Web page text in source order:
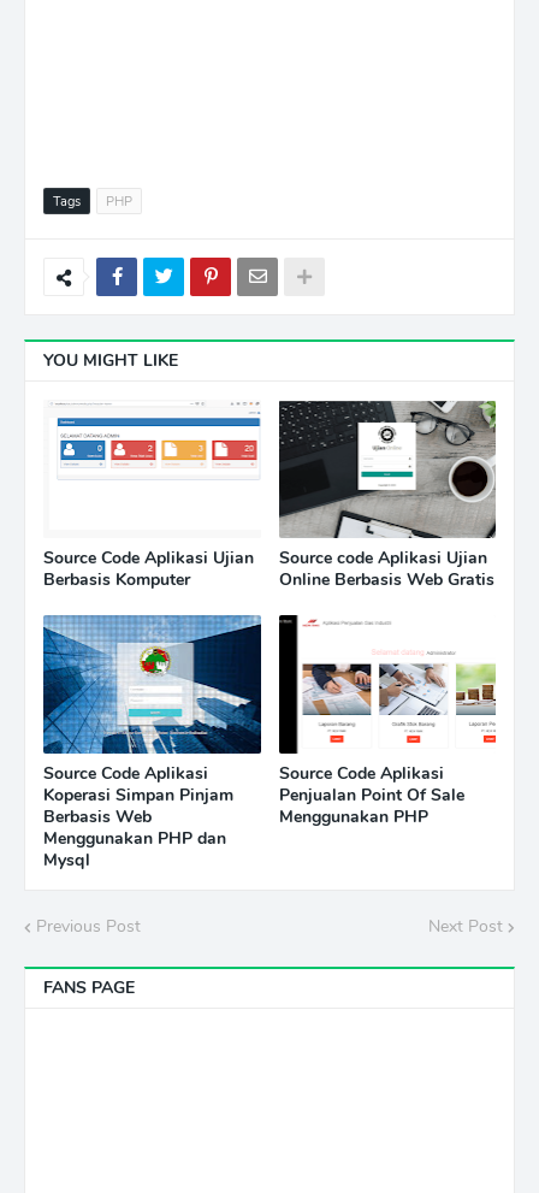
Tags PHP
YOU MIGHT LIKE
Source Code Aplikasi Ujian
Berbasis Komputer
Source code Aplikasi Ujian
Online Berbasis Web Gratis
Source Code Aplikasi
Koperasi Simpan Pinjam
Berbasis Web
Menggunakan PHP dan
Mysql
Source Code Aplikasi
Penjualan Point Of Sale
Menggunakan PHP
Previous Post Next Post
FANS PAGE